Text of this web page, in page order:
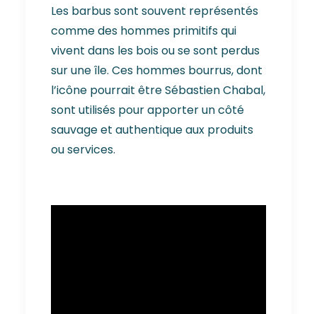
Les barbus sont souvent représentés
comme des hommes primitifs qui
vivent dans les bois ou se sont perdus
sur une île. Ces hommes bourrus, dont
l’icône pourrait être Sébastien Chabal,
sont utilisés pour apporter un côté
sauvage et authentique aux produits
ou services.